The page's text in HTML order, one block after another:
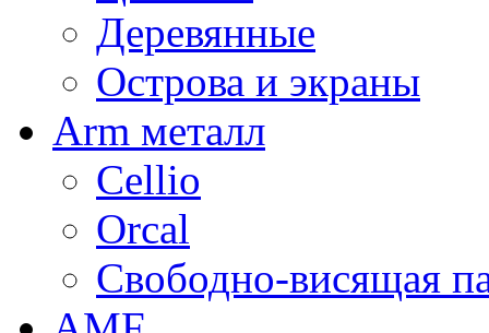
Деревянные
Острова и экраны
Arm металл
Cellio
Orcal
Свободно-висящая